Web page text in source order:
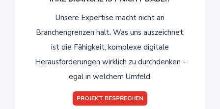
Unsere Expertise macht nicht an
Branchengrenzen halt. Was uns auszeichnet,
ist die Fähigkeit, komplexe digitale
Herausforderungen wirklich zu durchdenken -
egal in welchem Umfeld.
PROJEKT BESPRECHEN